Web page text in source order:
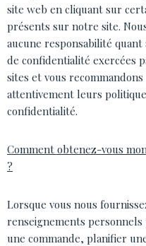
site web en cliquant sur
présents sur notre site.
aucune responsabilité quant
de confidentialité exercées
sites et vous
attentivement leurs
confidentialité.
Comment obtenez-vous
?
Lorsque vous nous
renseignements
une commande, planifier